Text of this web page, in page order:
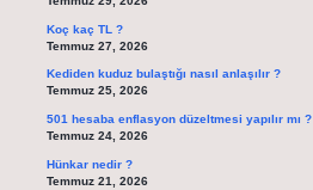
Koç kaç TL ?
Temmuz 27, 2026
Kediden kuduz bulaştığı nasıl anlaşılır ?
Temmuz 25, 2026
501 hesaba enflasyon düzeltmesi yapılır mı ?
Temmuz 24, 2026
Hünkar nedir ?
Temmuz 21, 2026